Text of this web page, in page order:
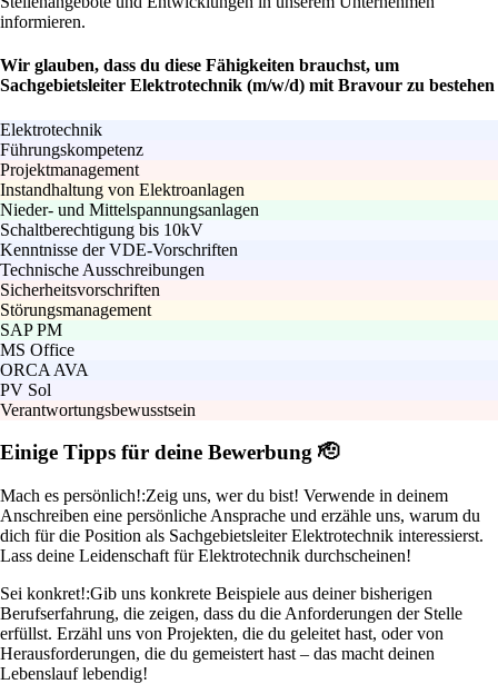
informieren.
Wir glauben, dass du diese Fähigkeiten brauchst, um
Sachgebietsleiter Elektrotechnik (m/w/d) mit Bravour zu bestehen
Elektrotechnik
Führungskompetenz
Projektmanagement
Instandhaltung von Elektroanlagen
Nieder- und Mittelspannungsanlagen
Schaltberechtigung bis 10kV
Kenntnisse der VDE-Vorschriften
Technische Ausschreibungen
Sicherheitsvorschriften
Störungsmanagement
SAP PM
MS Office
ORCA AVA
PV Sol
Verantwortungsbewusstsein
Einige Tipps für deine Bewerbung 🫡
Mach es persönlich!:Zeig uns, wer du bist! Verwende in deinem
Anschreiben eine persönliche Ansprache und erzähle uns, warum du
dich für die Position als Sachgebietsleiter Elektrotechnik interessierst.
Lass deine Leidenschaft für Elektrotechnik durchscheinen!
Sei konkret!:Gib uns konkrete Beispiele aus deiner bisherigen
Berufserfahrung, die zeigen, dass du die Anforderungen der Stelle
erfüllst. Erzähl uns von Projekten, die du geleitet hast, oder von
Herausforderungen, die du gemeistert hast – das macht deinen
Lebenslauf lebendig!